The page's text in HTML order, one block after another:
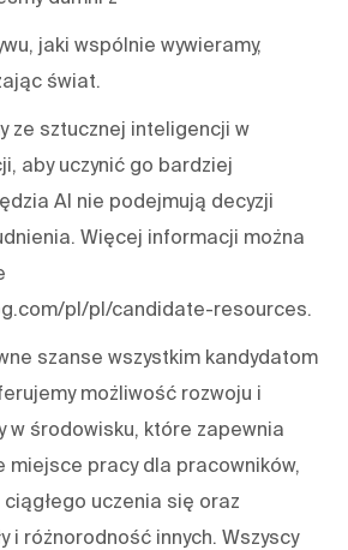
jaki wspólnie wywieramy,
świat.
ze sztucznej inteligencji w
aby uczynić go bardziej
AI nie podejmują decyzji
Więcej informacji można
pl/pl/candidate-resources.
szanse wszystkim kandydatom
możliwość rozwoju i
w środowisku, które zapewnia
miejsce pracy dla pracowników,
uczenia się oraz
i różnorodność innych. Wszyscy